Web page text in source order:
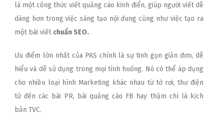
là một công thức viết quảng cáo kinh điển, giúp người viết dễ
dàng hơn trong việc sáng tạo nội dung cũng như việc tạo ra
một bài viết chuẩn SEO.
Ưu điểm lớn nhất của PAS chính là sự tinh gọn giản đơn, dễ
hiểu và dễ sử dụng trong mọi tình huống. Nó có thể áp dụng
cho nhiều loại hình Marketing khác nhau từ tờ rơi, thư điện
tử đến các bài PR, bài quảng cáo FB hay thậm chí là kịch
bản TVC.